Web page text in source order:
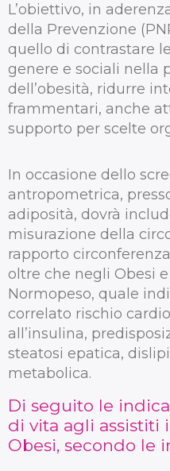
L’obiettivo, in
della Prevenzione
quello di contrastare
genere e sociali nella
dell’obesità, ridurre
frammentari, anche
supporto per scelte
In occasione dello
antropometrica,
adiposità, dovrà
misurazione della
rapporto
oltre che negli Obesi
Normopeso, quale
correlato rischio
all’insulina,
steatosi epatica,
metabolica.
Di seguito le
di vita agli assistiti
Obesi, secondo le